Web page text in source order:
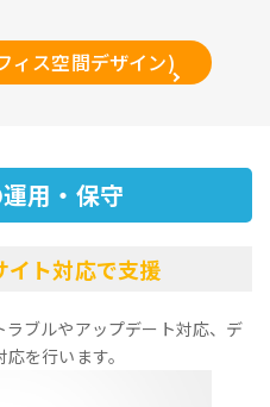
ィス空間デザイン)
用・保守
イト対応で支援
ブルやアップデート対応、デ
を行います。